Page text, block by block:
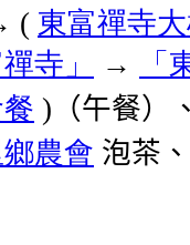
( 東富禪寺
寺」
→
「
)
（午餐
農會 泡茶